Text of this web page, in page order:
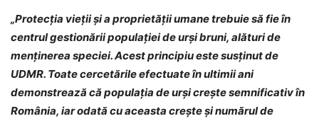
„Protecţia vieţii şi a proprietăţii umane trebuie să fie în
centrul gestionării populaţiei de urşi bruni, alături de
menţinerea speciei. Acest principiu este susţinut de
UDMR. Toate cercetările efectuate în ultimii ani
demonstrează că populaţia de urşi creşte semnificativ în
România, iar odată cu aceasta creşte şi numărul de